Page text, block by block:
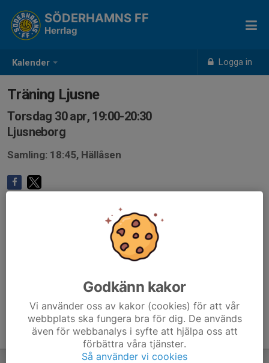
Kalender Logga in
SÖDERHAMNS FF
Herrlag
Träning Ljusne
Torsdag 30 apr, 19:00-20:30
Ljusneborg
Samling: 18:45, Hällåsen
Godkänn kakor
Vi använder oss av kakor (cookies) för att vår
webbplats ska fungera bra för dig. De används
även för webbanalys i syfte att hjälpa oss att
förbättra våra tjänster.
Så använder vi cookies